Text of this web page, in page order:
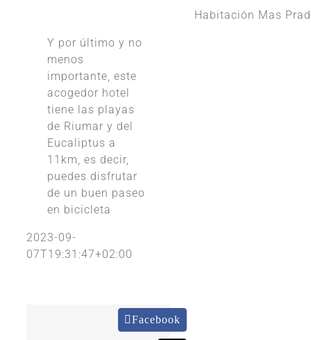
Habitación Mas
Y por último y no
menos
importante, este
acogedor hotel
tiene las playas
de Riumar y del
Eucaliptus a
11km, es decir,
puedes disfrutar
de un buen paseo
en bicicleta
2023-09-
07T19:31:47+02:00
Facebook